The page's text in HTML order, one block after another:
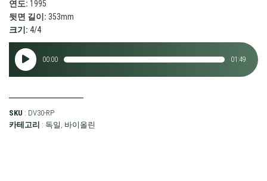
연도: 1995
뒷면 길이: 353mm
크기: 4/4
오
디
이
00:00 01:49
SKU : DV30-RP
카테고리 : 독일 바이올린